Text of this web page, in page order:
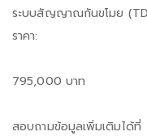
ระบบสัญญาณกันขโมย
ราคา:
795,000 บาท
สอบถามข้อมูลเพิ่มเติมได้ที่